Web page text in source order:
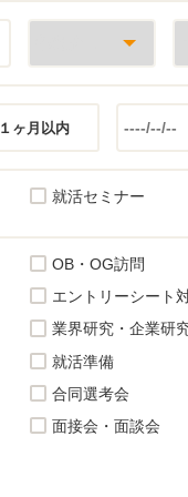
１ヶ月以内
就活セミナー
OB・OG訪問
エントリーシート
業界研究・企業研
就活準備
合同選考会
面接会・面談会